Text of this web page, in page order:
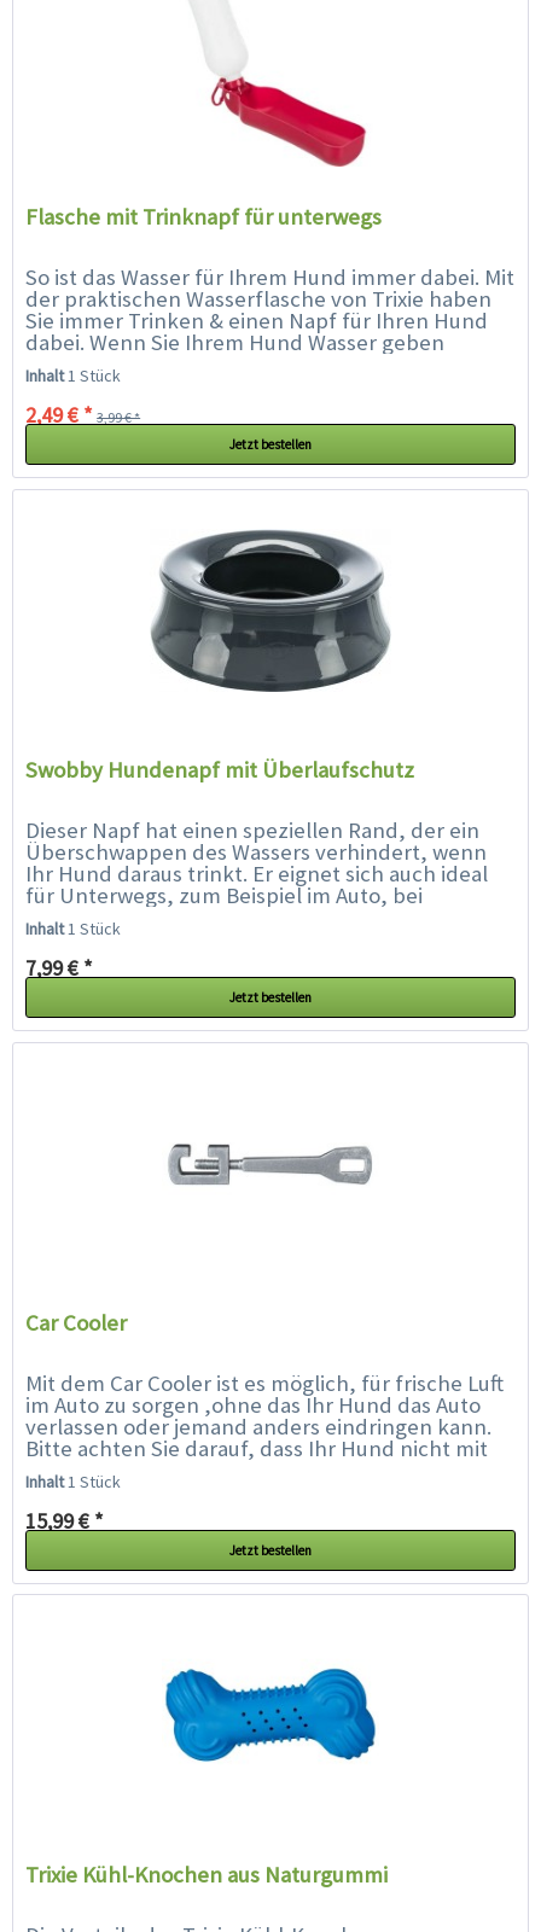
Flasche mit Trinknapf für unterwegs
So ist das Wasser für Ihrem Hund immer dabei. Mit
der praktischen Wasserflasche von Trixie haben
Sie immer Trinken & einen Napf für Ihren Hund
dabei. Wenn Sie Ihrem Hund Wasser geben
möchten, können Sie es einfach in die
integrierte...
Inhalt1 Stück
2,49 € * 3,99 € *
Jetzt bestellen
Swobby Hundenapf mit Überlaufschutz
Dieser Napf hat einen speziellen Rand, der ein
Überschwappen des Wassers verhindert, wenn
Ihr Hund daraus trinkt. Er eignet sich auch ideal
für Unterwegs, zum Beispiel im Auto, bei
Ausstellungen/Wettkämpfen, beim...
Inhalt1 Stück
7,99 € *
Jetzt bestellen
Car Cooler
Mit dem Car Cooler ist es möglich, für frische Luft
im Auto zu sorgen ,ohne das Ihr Hund das Auto
verlassen oder jemand anders eindringen kann.
Bitte achten Sie darauf, dass Ihr Hund nicht mit
seinen Pfoten in den Spalt...
Inhalt1 Stück
15,99 € *
Jetzt bestellen
Trixie Kühl-Knochen aus Naturgummi